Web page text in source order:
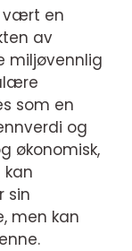
vært en
av
miljøvennlig
som en
og
økonomisk,
sin
men kan